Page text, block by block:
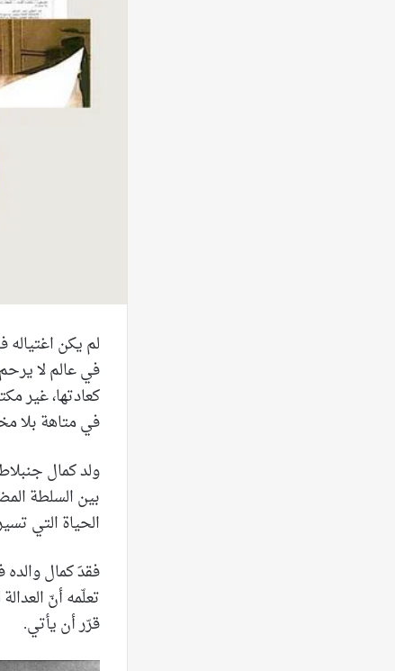
في عالم لا
كعادتها، غير
في متاهة بلا
بين السلطة
الحياة التي
تعلّمه أنّ
قرّر أن يأتي.